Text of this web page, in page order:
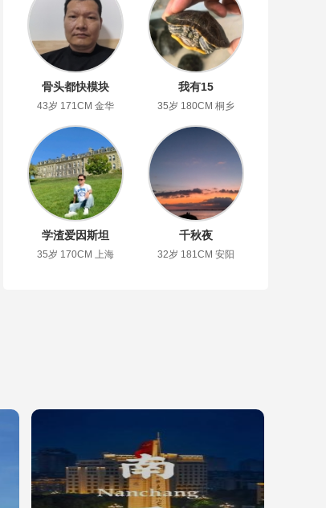
骨头都快模块
43岁 171CM 金华
我有15
35岁 180CM 桐乡
学渣爱因斯坦
35岁 170CM 上海
千秋夜
32岁 181CM 安阳